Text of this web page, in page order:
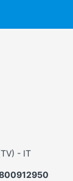
- IT